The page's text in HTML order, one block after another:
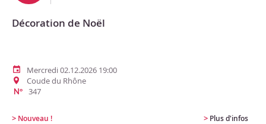
Décoration de Noël
Mercredi 02.12.2026 19:00
Coude du Rhône
N° 347
> Nouveau ! > Plus d'infos